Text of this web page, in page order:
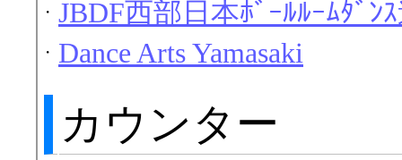
・ JBDF西部日本ﾎﾞｰﾙﾙｰﾑﾀﾞﾝ
・ Dance Arts Yamasaki
カウンター